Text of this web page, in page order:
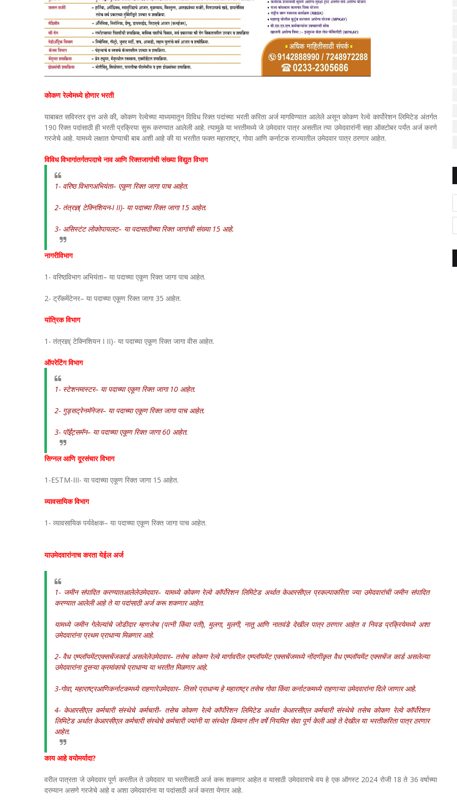
कोकण रेल्वेमध्ये होणार भरती
याबाबत सविस्तर वृत्त असे की, कोकण रेल्वेच्या माध्यमातून विविध रिक्त पदांच्या भरती करिता अर्ज मागविण्यात आलेले असून कोकण रेल्वे कार्पोरेशन लिमिटेड अंतर्गत
190 रिक्त पदांसाठी ही भरती प्रक्रिया सुरू करण्यात आलेली आहे. त्यामुळे या भरतीमध्ये जे उमेदवार पात्र असतील त्या उमेदवारांनी सहा ऑक्टोबर पर्यंत अर्ज करणे
गरजेचे आहे. यामध्ये लक्षात घेण्याची बाब अशी आहे की या भरतीत फक्त महाराष्ट्र, गोवा आणि कर्नाटक राज्यातील उमेदवार पात्र ठरणार आहेत.
विविध विभागांतर्गतपदाचे नाव आणि रिक्तजागांची संख्या विद्युत विभाग
1- वरिष्ठ विभागअभियंता– एकूण रिक्त जागा पाच आहेत.
2- तंत्रज्ञ( टेक्निशियन-I II)- या पदाच्या रिक्त जागा 15 आहेत.
3- असिस्टंट लोकोपायलट– या पदासाठीच्या रिक्त जागांची संख्या 15 आहे.
नागरीविभाग
1- वरिष्ठविभाग अभियंता– या पदाच्या एकूण रिक्त जागा पाच आहेत.
2- ट्रॅकमेंटेनर– या पदाच्या एकूण रिक्त जागा 35 आहेत.
यांत्रिक विभाग
1- तंत्रज्ञ( टेक्निशियन I II)- या पदाच्या एकूण रिक्त जागा वीस आहेत.
ऑपरेटिंग विभाग
1- स्टेशनमास्टर– या पदाच्या एकूण रिक्त जागा 10 आहेत.
2- गुड्सट्रेनमॅनेजर– या पदाच्या एकूण रिक्त जागा पाच आहेत.
3- पॉईंट्समॅन– या पदाच्या एकूण रिक्त जागा 60 आहेत.
सिग्नल आणि दूरसंचार विभाग
1-ESTM-III- या पदाच्या एकूण रिक्त जागा 15 आहेत.
व्यावसायिक विभाग
1- व्यावसायिक पर्यवेक्षक– या पदाच्या एकूण रिक्त जागा पाच आहेत.
याउमेदवारांनाच करता येईल अर्ज
1- जमीन संपादित करण्यातआलेलेउमेदवार– यामध्ये कोकण रेल्वे कॉर्पोरेशन लिमिटेड अर्थात केआरसीएल प्रकल्पाकरिता ज्या उमेदवारांची जमीन संपादित
करण्यात आलेली आहे ते या पदांसाठी अर्ज करू शकणार आहेत.
यामध्ये जमीन गेलेल्यांचे जोडीदार म्हणजेच (पत्नी किंवा पती), मुलगा, मुलगी, नातू आणि नातवंडे देखील पात्र ठरणार आहेत व निवड प्रक्रियेमध्ये अशा
उमेदवारांना प्रथम प्राधान्य मिळणार आहे.
2- वैध एम्प्लॉयमेंटएक्सचेंजकार्ड असलेलेउमेदवार– तसेच कोकण रेल्वे मार्गावरील एम्प्लॉयमेंट एक्सचेंजमध्ये नोंदणीकृत वैध एम्प्लॉयमेंट एक्सचेंज कार्ड असलेल्या
उमेदवारांना दुसऱ्या क्रमांकाचे प्राधान्य या भरतीत मिळणार आहे.
3-गोवा, महाराष्ट्रआणिकर्नाटकमध्ये राहणारेउमेदवार– तिसरे प्राधान्य हे महाराष्ट्र तसेच गोवा किंवा कर्नाटकमध्ये राहणाऱ्या उमेदवारांना दिले जाणार आहे.
4- केआरसीएल कर्मचारी संस्थेचे कर्मचारी– तसेच कोकण रेल्वे कॉर्पोरेशन लिमिटेड अर्थात केआरसीएल कर्मचारी संस्थेचे तसेच कोकण रेल्वे कॉर्पोरेशन
लिमिटेड अर्थात केआरसीएल कर्मचारी संस्थेचे कर्मचारी ज्यांनी या संस्थेत किमान तीन वर्षे नियमित सेवा पूर्ण केली आहे ते देखील या भरतीकरिता पात्र ठरणार
आहेत.
काय आहे वयोमर्यादा?
वरील पात्रता जे उमेदवार पूर्ण करतील ते उमेदवार या भरतीसाठी अर्ज करू शकणार आहेत व यासाठी उमेदवाराचे वय हे एक ऑगस्ट 2024 रोजी 18 ते 36 वर्षाच्या
दरम्यान असणे गरजेचे आहे व अशा उमेदवारांना या पदांसाठी अर्ज करता येणार आहे.